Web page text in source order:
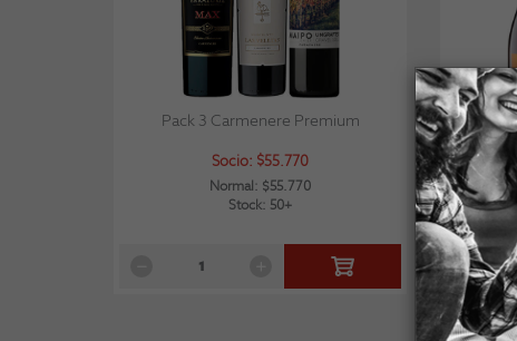
Pack 3 Carmenere Premium
Socio: $55.770
Normal: $55.770
Stock: 50+